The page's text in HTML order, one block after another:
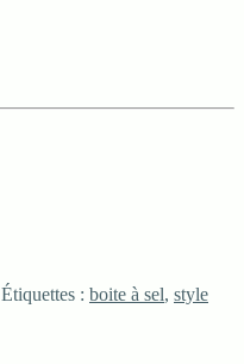
Étiquettes : boite à sel, style